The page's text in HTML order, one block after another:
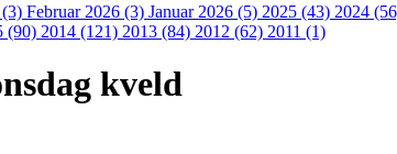
Februar 2026 (3) Januar 2026 (5) 2025 (43) 2024
(90) 2014 (121) 2013 (84) 2012 (62) 2011 (1)
kveld